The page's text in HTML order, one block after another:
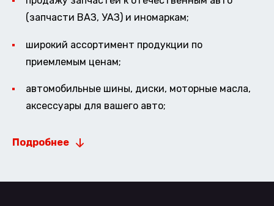
(запчасти ВАЗ, УАЗ) и иномаркам;
широкий ассортимент продукции по
приемлемым ценам;
автомобильные шины, диски, моторные масла,
аксессуары для вашего авто;
Подробнее